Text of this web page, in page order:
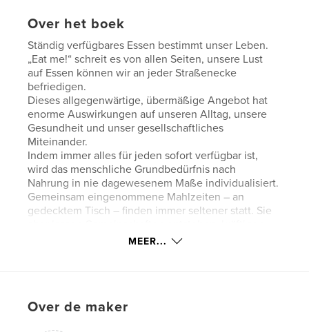
Over het boek
Ständig verfügbares Essen bestimmt unser Leben.
„Eat me!“ schreit es von allen Seiten, unsere Lust
auf Essen können wir an jeder Straßenecke
befriedigen.
Dieses allgegenwärtige, übermäßige Angebot hat
enorme Auswirkungen auf unseren Alltag, unsere
Gesundheit und unser gesellschaftliches
Miteinander.
Indem immer alles für jeden sofort verfügbar ist,
wird das menschliche Grundbedürfnis nach
Nahrung in nie dagewesenem Maße individualisiert.
Gemeinsam eingenommene Mahlzeiten – an
gedecktem Tisch – finden immer seltener statt. Sie
soziale Strukturen und definieren kulturelle
EAT ME - wenn wir sind was wir essen - spiegelt
MEER...
Over de maker